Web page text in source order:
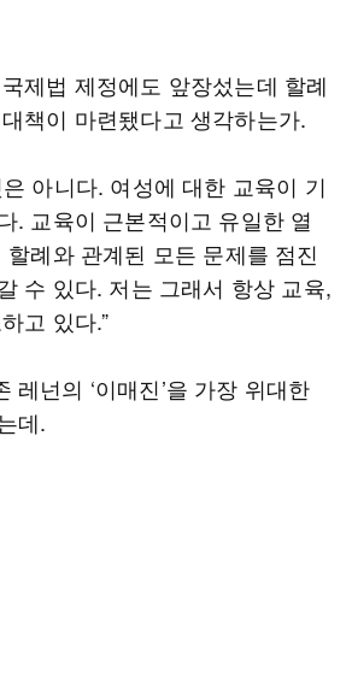
제법 제정에도 앞장섰는데 할례
책이 마련됐다고 생각하는가.
아니다. 여성에 대한 교육이 기
. 교육이 근본적이고 유일한 열
례와 관계된 모든 문제를 점진
수 있다. 저는 그래서 항상 교육,
고 있다.”
넌의 ‘이매진’을 가장 위대한
데.